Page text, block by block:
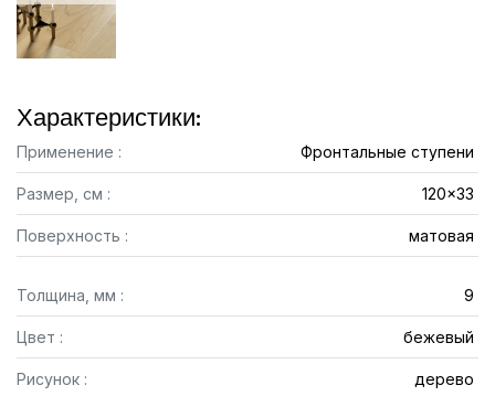
Характеристики:
Применение : Фронтальные ступени
Размер, см : 120x33
Поверхность : матовая
Толщина, мм : 9
Цвет : бежевый
Рисунок : дерево